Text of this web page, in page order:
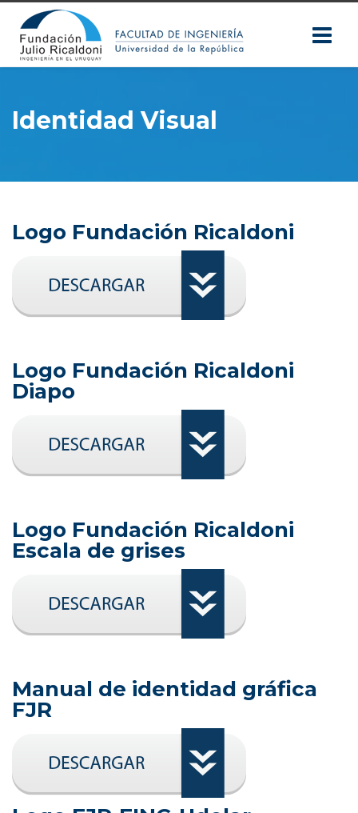
Identidad Visual
Logo Fundación Ricaldoni
Logo Fundación Ricaldoni
Diapo
Logo Fundación Ricaldoni
Escala de grises
Manual de identidad gráfica
FJR